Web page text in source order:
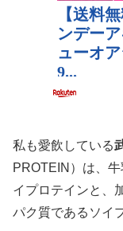
私も愛飲している
PROTEIN）は、
イプロテインと、
パク質であるソイ